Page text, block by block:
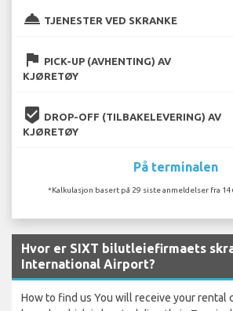
room_service TJENESTER VED SKRANKE
flag PICK-UP (AVHENTING) AV
KJØRETØY
beenhere DROP-OFF (TILBAKELEVERING) AV
KJØRETØY
På terminalen
*Kalkulasjon basert på 29 siste anmeldelser fra
Hvor er SIXT bilutleiefirmaets
International Airport?
How to find us You will receive your rental